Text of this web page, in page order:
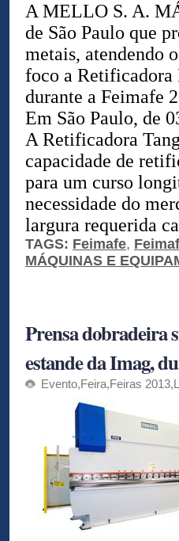
A MELLO S. A.
de São Paulo que
metais, atendendo
foco a Retificadora
durante a Feimafe
Em São Paulo, de
A Retificadora
capacidade de
para um curso
necessidade do
largura requerida
TAGS: Feimafe,
MÁQUINAS E
Prensa dobradeira
estande da Imag,
Evento,Feira,Feiras 2013,